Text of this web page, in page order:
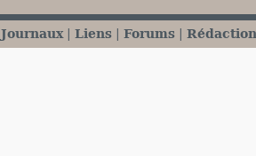
Journaux Liens Forums Rédaction